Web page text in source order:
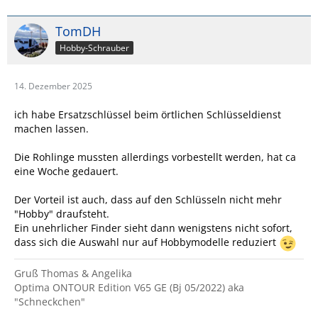
TomDH
Hobby-Schrauber
14. Dezember 2025
ich habe Ersatzschlüssel beim örtlichen Schlüsseldienst
machen lassen.
Die Rohlinge mussten allerdings vorbestellt werden, hat ca
eine Woche gedauert.
Der Vorteil ist auch, dass auf den Schlüsseln nicht mehr
"Hobby" draufsteht.
Ein unehrlicher Finder sieht dann wenigstens nicht sofort,
dass sich die Auswahl nur auf Hobbymodelle reduziert
Gruß Thomas & Angelika
Optima ONTOUR Edition V65 GE (Bj 05/2022) aka
"Schneckchen"